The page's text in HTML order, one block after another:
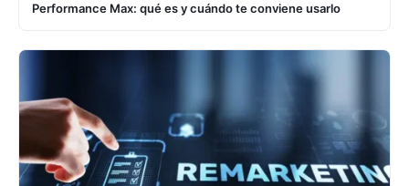
Performance Max: qué es y cuándo te conviene usarlo